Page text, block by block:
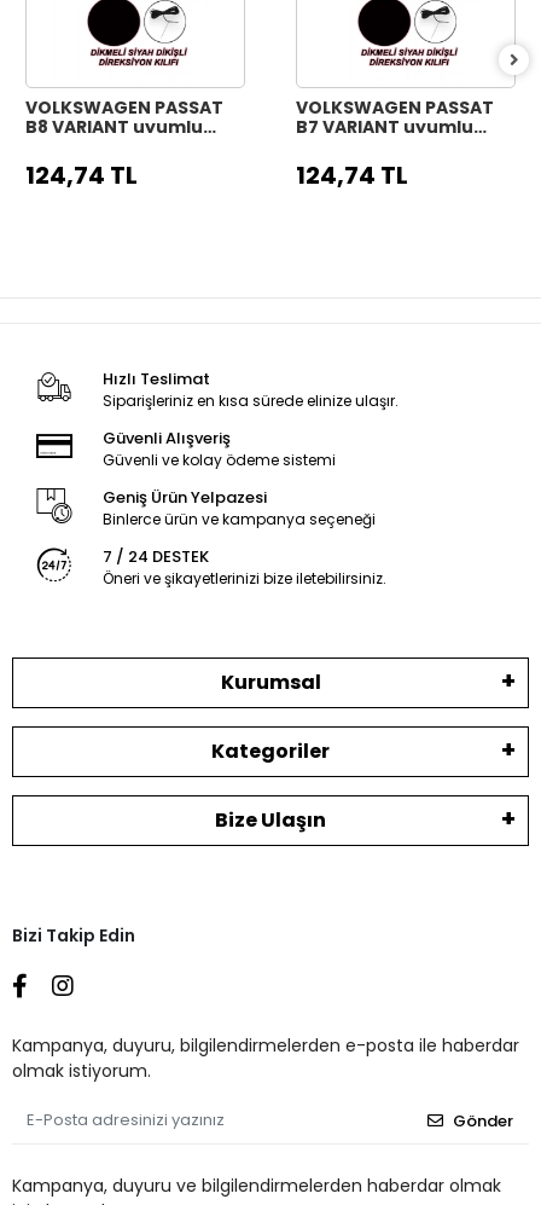
VOLKSWAGEN PASSAT
B8 VARIANT uyumlu
direksiyon kılıfı siyah
dikiş
124,74 TL
VOLKSWAGEN PASSAT
B7 VARIANT uyumlu
direksiyon kılıfı siyah
dikiş
124,74 TL
Hızlı Teslimat
Siparişleriniz en kısa sürede elinize ulaşır.
Güvenli Alışveriş
Güvenli ve kolay ödeme sistemi
Geniş Ürün Yelpazesi
Binlerce ürün ve kampanya seçeneği
7 / 24 DESTEK
Öneri ve şikayetlerinizi bize iletebilirsiniz.
Kurumsal
Kategoriler
Bize Ulaşın
Bizi Takip Edin
Kampanya, duyuru, bilgilendirmelerden e-posta ile haberdar
olmak istiyorum.
Gönder
Kampanya, duyuru ve bilgilendirmelerden haberdar olmak